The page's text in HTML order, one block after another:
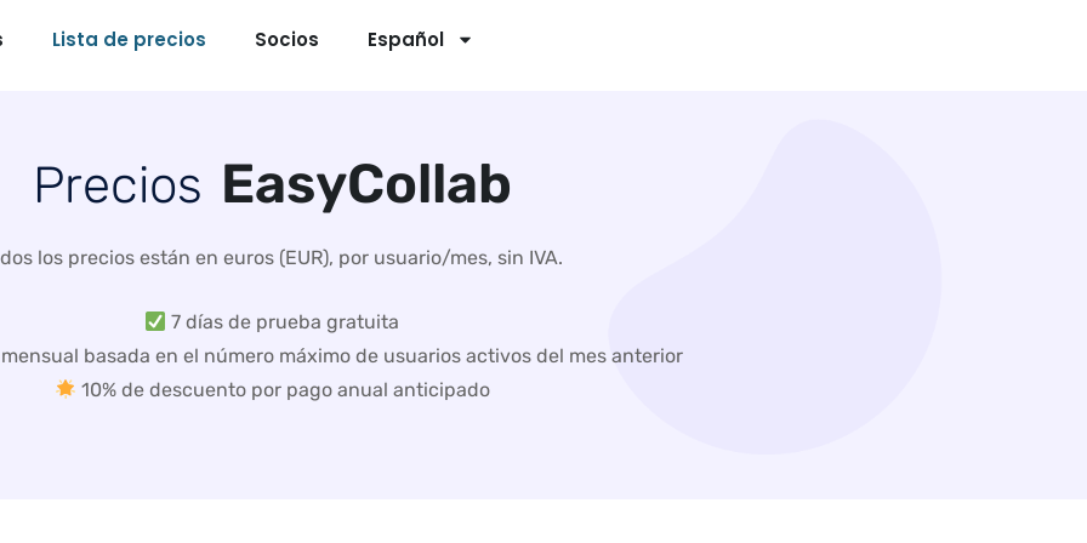
Lista de precios Socios Español
Precios EasyCollab
los precios están en euros (EUR), por usuario/mes, sin IVA.
7 días de prueba gratuita
basada en el número máximo de usuarios activos del mes anterior
10% de descuento por pago anual anticipado